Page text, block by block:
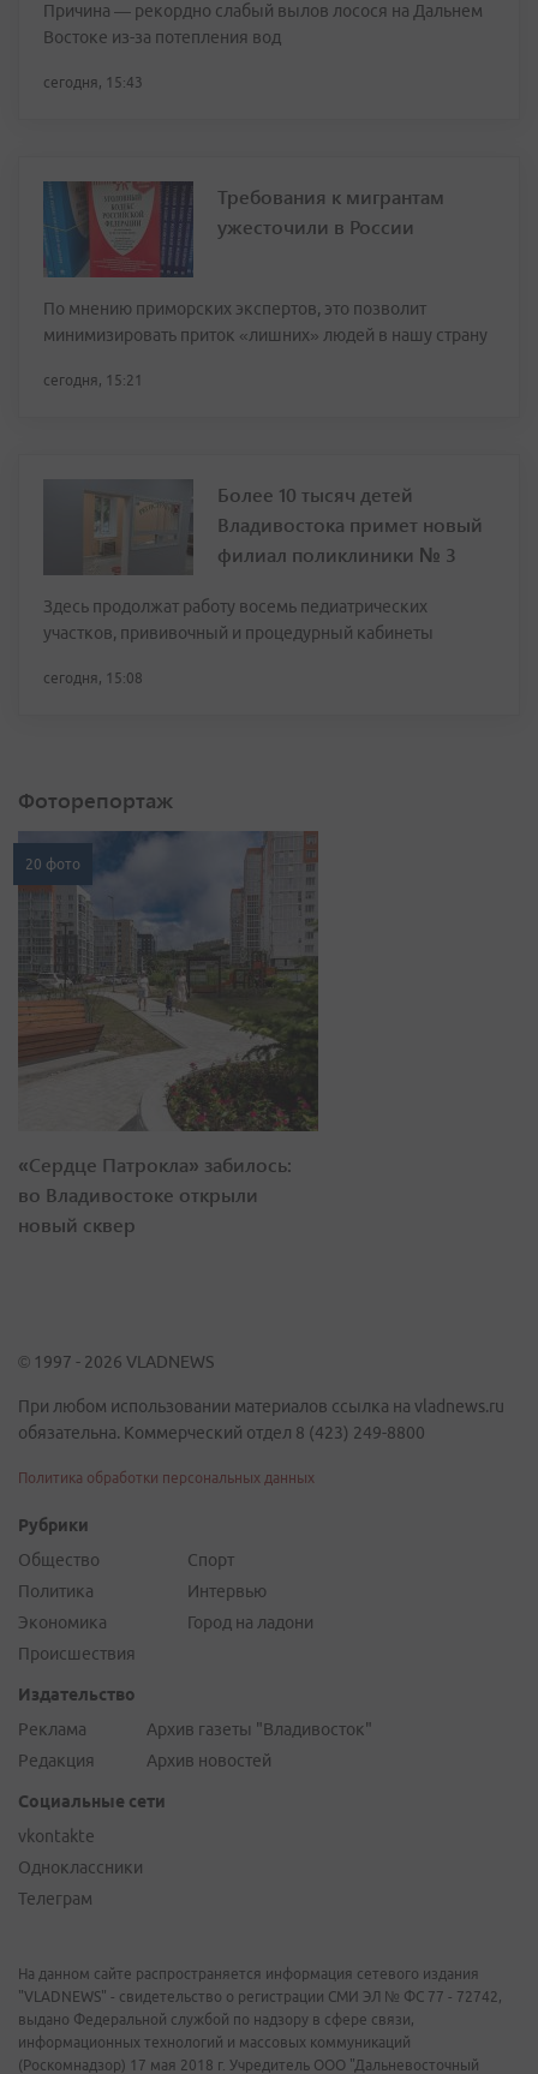
Причина — рекордно слабый вылов лосося на Дальнем
Востоке из-за потепления вод
сегодня, 15:43
Требования к мигрантам
ужесточили в России
По мнению приморских экспертов, это позволит
минимизировать приток «лишних» людей в нашу страну
сегодня, 15:21
Более 10 тысяч детей
Владивостока примет новый
филиал поликлиники № 3
Здесь продолжат работу восемь педиатрических
участков, прививочный и процедурный кабинеты
сегодня, 15:08
Фоторепортаж
20 фото
«Сердце Патрокла» забилось:
во Владивостоке открыли
новый сквер
© 1997 - 2026 VLADNEWS
При любом использовании материалов ссылка на vladnews.ru
обязательна. Коммерческий отдел 8 (423) 249-8800
Политика обработки персональных данных
Рубрики
Общество
Политика
Экономика
Происшествия
Спорт
Интервью
Город на ладони
Издательство
Реклама
Редакция
Архив газеты "Владивосток"
Архив новостей
Социальные сети
vkontakte
Одноклассники
Телеграм
На данном сайте распространяется информация сетевого издания
"VLADNEWS" - свидетельство о регистрации СМИ ЭЛ № ФС 77 - 72742,
выдано Федеральной службой по надзору в сфере связи,
информационных технологий и массовых коммуникаций
(Роскомнадзор) 17 мая 2018 г. Учредитель ООО "Дальневосточный